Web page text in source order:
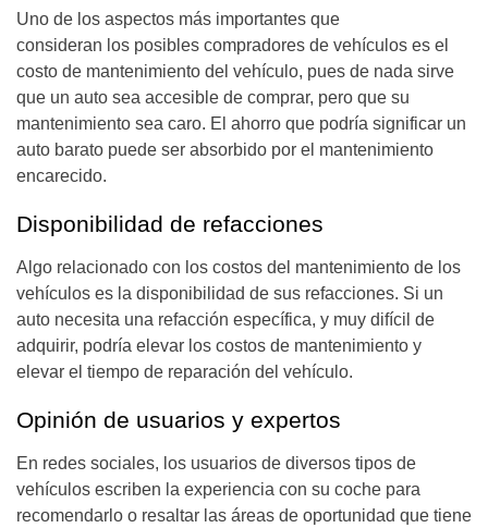
Uno de los aspectos más importantes que
consideran los posibles compradores de vehículos es el
costo de mantenimiento del vehículo, pues de nada sirve
que un auto sea accesible de comprar, pero que su
mantenimiento sea caro. El ahorro que podría significar un
auto barato puede ser absorbido por el mantenimiento
encarecido.
Disponibilidad de refacciones
Algo relacionado con los costos del mantenimiento de los
vehículos es la disponibilidad de sus refacciones. Si un
auto necesita una refacción específica, y muy difícil de
adquirir, podría elevar los costos de mantenimiento y
elevar el tiempo de reparación del vehículo.
Opinión de usuarios y expertos
En redes sociales, los usuarios de diversos tipos de
vehículos escriben la experiencia con su coche para
recomendarlo o resaltar las áreas de oportunidad que tiene